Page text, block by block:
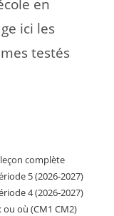
en
ici les
testés
complète
5 (2026-2027)
4 (2026-2027)
où (CM1 CM2)